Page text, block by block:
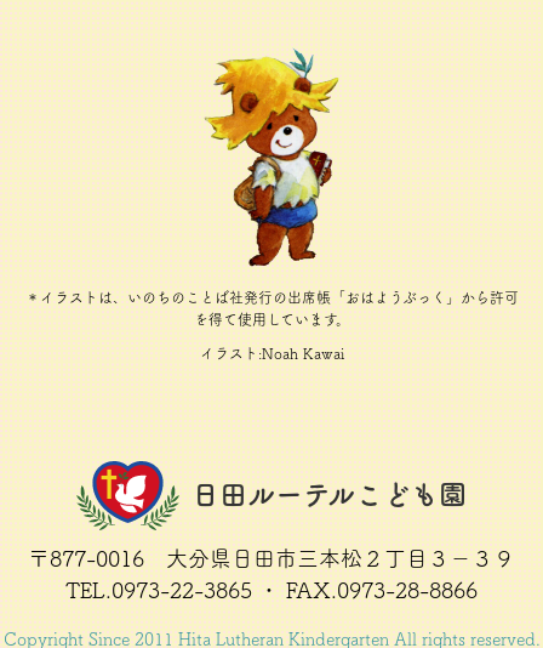
＊イラストは、いのちのことば社発行の出席帳「おはようぶっく」から許可
を得て使用しています。
イラスト:Noah Kawai
日田ルーテルこども園
〒877-0016 大分県日田市三本松２丁目３－３９
TEL.0973-22-3865 ・ FAX.0973-28-8866
Copyright Since 2011 Hita Lutheran Kindergarten All rights reserved.